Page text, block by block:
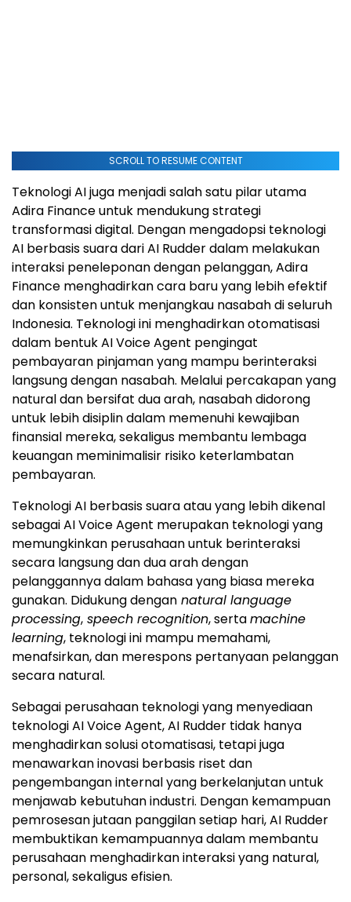
SCROLL TO RESUME CONTENT
Teknologi AI juga menjadi salah satu pilar utama
Adira Finance untuk mendukung strategi
transformasi digital. Dengan mengadopsi teknologi
AI berbasis suara dari AI Rudder dalam melakukan
interaksi peneleponan dengan pelanggan, Adira
Finance menghadirkan cara baru yang lebih efektif
dan konsisten untuk menjangkau nasabah di seluruh
Indonesia. Teknologi ini menghadirkan otomatisasi
dalam bentuk AI Voice Agent pengingat
pembayaran pinjaman yang mampu berinteraksi
langsung dengan nasabah. Melalui percakapan yang
natural dan bersifat dua arah, nasabah didorong
untuk lebih disiplin dalam memenuhi kewajiban
finansial mereka, sekaligus membantu lembaga
keuangan meminimalisir risiko keterlambatan
pembayaran.
Teknologi AI berbasis suara atau yang lebih dikenal
sebagai AI Voice Agent merupakan teknologi yang
memungkinkan perusahaan untuk berinteraksi
secara langsung dan dua arah dengan
pelanggannya dalam bahasa yang biasa mereka
gunakan. Didukung dengan natural language
processing, speech recognition, sertamachine
learning, teknologi ini mampu memahami,
menafsirkan, dan merespons pertanyaan pelanggan
secara natural.
Sebagai perusahaan teknologi yang menyediaan
teknologi AI Voice Agent, AI Rudder tidak hanya
menghadirkan solusi otomatisasi, tetapi juga
menawarkan inovasi berbasis riset dan
pengembangan internal yang berkelanjutan untuk
menjawab kebutuhan industri. Dengan kemampuan
pemrosesan jutaan panggilan setiap hari, AI Rudder
membuktikan kemampuannya dalam membantu
perusahaan menghadirkan interaksi yang natural,
personal, sekaligus efisien.